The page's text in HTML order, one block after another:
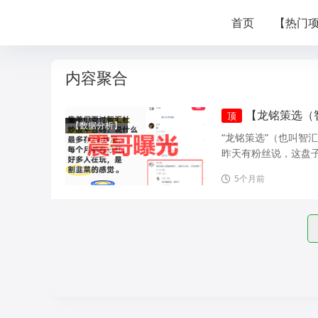
首页 【热门
内容聚合
【数据分析】
顶 【龙铭策选
“龙铭策选”（也叫智
昨天有粉丝说，这盘
5个月前